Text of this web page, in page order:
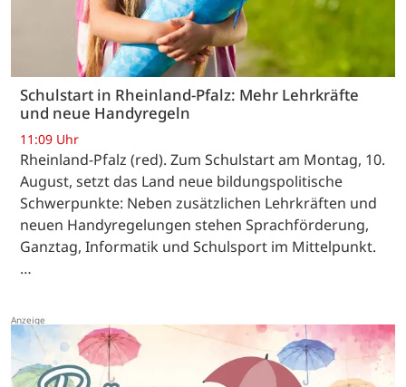
Schulstart in Rheinland-Pfalz: Mehr Lehrkräfte
und neue Handyregeln
11:09 Uhr
Rheinland-Pfalz (red). Zum Schulstart am Montag, 10.
August, setzt das Land neue bildungspolitische
Schwerpunkte: Neben zusätzlichen Lehrkräften und
neuen Handyregelungen stehen Sprachförderung,
Ganztag, Informatik und Schulsport im Mittelpunkt.
…